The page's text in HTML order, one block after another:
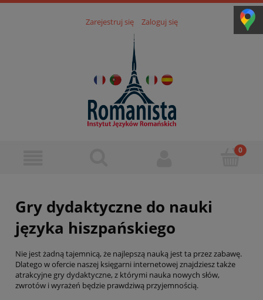
Zarejestruj się Zaloguj się
Gry dydaktyczne do nauki
języka hiszpańskiego
Nie jest żadną tajemnicą, że najlepszą nauką jest ta przez zabawę.
Dlatego w ofercie naszej księgarni internetowej znajdziesz także
atrakcyjne gry dydaktyczne, z którymi nauka nowych słów,
zwrotów i wyrażeń będzie prawdziwą przyjemnością.